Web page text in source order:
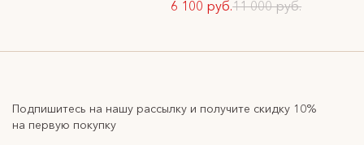
6 100 руб.11 000 руб.
Подпишитесь на нашу рассылку и получите скидку 10%
на первую покупку